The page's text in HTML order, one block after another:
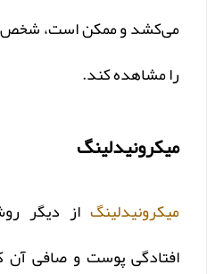
می‌کشد و ممکن است، شخص
را مشاهده کند.
میکرونیدلینگ
میکرونیدلینگ از دیگر
افتادگی پوست و صافی